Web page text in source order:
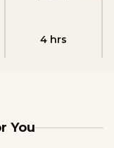
4 hrs
You